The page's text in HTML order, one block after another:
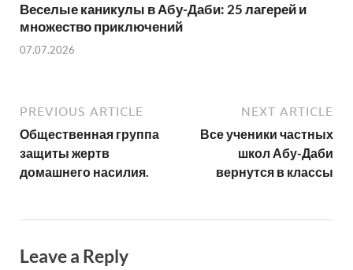
Веселые каникулы в Абу-Даби: 25 лагерей и
множество приключений
07.07.2026
PREVIOUS ARTICLE
Общественная группа
защиты жертв
домашнего насилия.
NEXT ARTICLE
Все ученики частных
школ Абу-Даби
вернутся в классы
Leave a Reply